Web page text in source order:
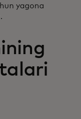
yagona